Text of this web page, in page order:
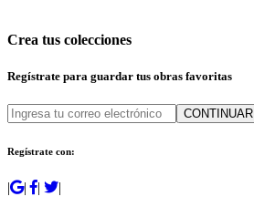
Crea tus colecciones
Regístrate para guardar tus obras favoritas
CONTINUAR
Regístrate con:
| | | |